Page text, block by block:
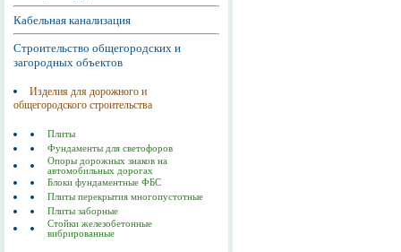
Кабельная канализация
Строительство общегородских и
загородных объектов
Изделия для дорожного и
общегородского строительства
Плиты
Фундаменты для светофоров
Опоры дорожных знаков на
автомобильных дорогах
Блоки фундаментные ФБС
Плиты перекрытия многопустотные
Плиты заборные
Стойки железобетонные
вибрированные